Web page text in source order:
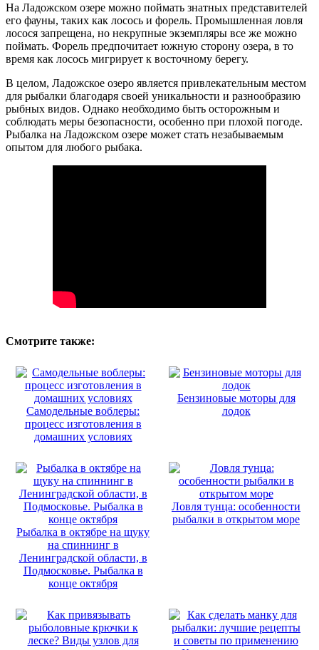
На Ладожском озере можно поймать знатных представителей
его фауны, таких как лосось и форель. Промышленная ловля
лосося запрещена, но некрупные экземпляры все же можно
поймать. Форель предпочитает южную сторону озера, в то
время как лосось мигрирует к восточному берегу.
В целом, Ладожское озеро является привлекательным местом
для рыбалки благодаря своей уникальности и разнообразию
рыбных видов. Однако необходимо быть осторожным и
соблюдать меры безопасности, особенно при плохой погоде.
Рыбалка на Ладожском озере может стать незабываемым
опытом для любого рыбака.
Смотрите также:
Самодельные воблеры:
процесс изготовления в
домашних условиях
Бензиновые моторы для
лодок
Рыбалка в октябре на щуку
на спиннинг в
Ленинградской области, в
Подмосковье. Рыбалка в
конце октября
Ловля тунца: особенности
рыбалки в открытом море